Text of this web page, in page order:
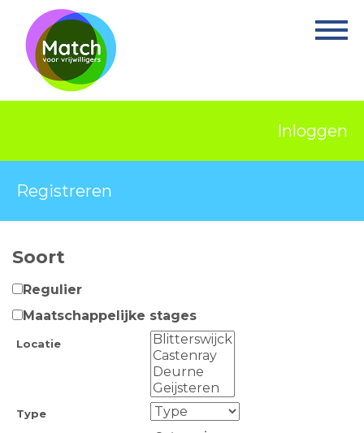
Home
Activiteiten
Projecten
Over Match
Ervaringsplek
Contact
Inloggen
Registreren
Soort
Regulier
Maatschappelijke stages
Locatie
Type